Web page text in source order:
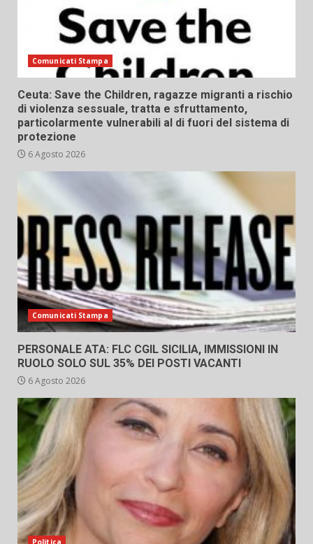
Comunicati Stampa
Ceuta: Save the Children, ragazze migranti a rischio
di violenza sessuale, tratta e sfruttamento,
particolarmente vulnerabili al di fuori del sistema di
protezione
6 Agosto 2026
Comunicati Stampa
PERSONALE ATA: FLC CGIL SICILIA, IMMISSIONI IN
RUOLO SOLO SUL 35% DEI POSTI VACANTI
6 Agosto 2026